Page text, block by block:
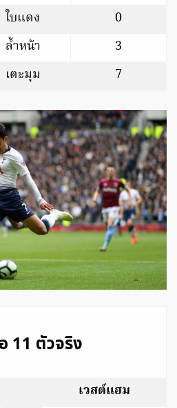
ใบแดง
0
ล้ำหน้า
3
เตะมุม 7
11 ตัวจริง
เวสต์แฮม